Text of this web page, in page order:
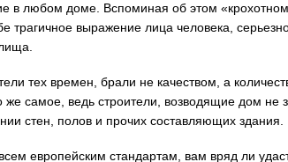
в любом доме. Вспоминая об этом
трагичное выражение лица человека,
тех времен, брали не качеством, а
же самое, ведь строители, возводящие дом не
стен, полов и прочих составляющих здания.
европейским стандартам, вам вряд ли